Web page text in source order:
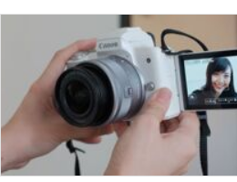
xử lý ảnh JPEG.